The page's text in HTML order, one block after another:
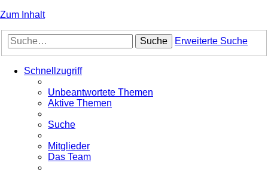
Zum Inhalt
Suche Erweiterte Suche
Schnellzugriff
Unbeantwortete Themen
Aktive Themen
Suche
Mitglieder
Das Team